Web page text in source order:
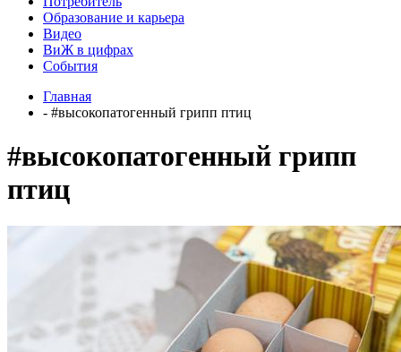
Образование и карьера
Видео
ВиЖ в цифрах
События
Главная
- #высокопатогенный грипп птиц
#высокопатогенный грипп
птиц